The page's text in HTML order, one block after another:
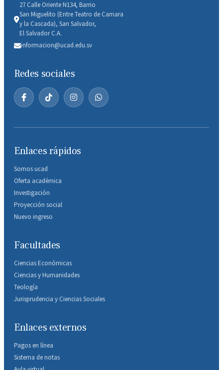
27 Calle Oriente N134, Barrio
San Miguelito (Entre Teatro de Camara
y la Cascada), San Salvador,
El Salvador C.A.
informacion@ucad.edu.sv
Redes sociales
Enlaces rápidos
Somos ucad
Oferta académica
Investigación
Proyección social
Nuevo ingreso
Facultades
Ciencias Económicas
Ciencias y Humanidades
Teología
Jurisprudencia y Ciencias Sociales
Enlaces externos
Pagos en línea
Sistema de notas